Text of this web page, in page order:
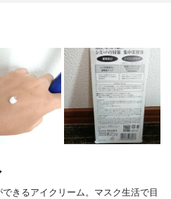
きるアイクリーム。マスク生活で目